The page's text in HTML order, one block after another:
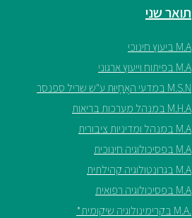
תואר שני
M.A ביעוץ חינוכי
M.A בפיתוח וייעוץ ארגוני
M.S.N במדעי האֲחָיוּת ע"ש שריל ספנסר
M.H.A במנהל מערכות בריאות
M.A במנהל ומדיניות ציבורית
M.A בפסיכולוגיה חינוכית
M.A בגרונטולוגיה קהילתית
M.A בפסיכולוגיה רפואית
.M.A בקרימינולוגיה שיקומית*